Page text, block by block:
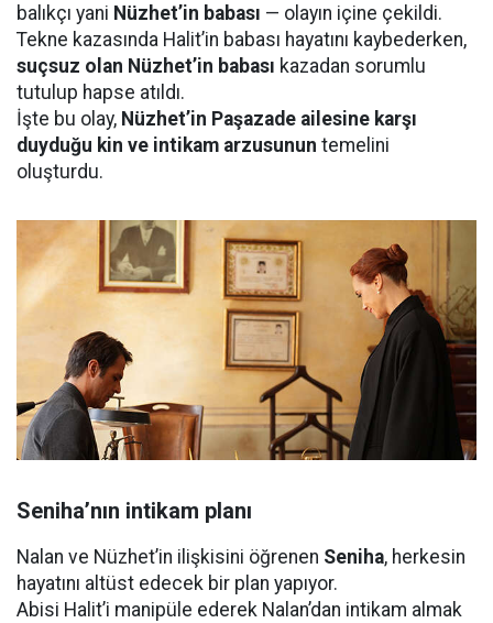
balıkçı yani Nüzhet’in babası — olayın içine çekildi.
Tekne kazasında Halit’in babası hayatını kaybederken,
suçsuz olan Nüzhet’in babası kazadan sorumlu
tutulup hapse atıldı.
İşte bu olay, Nüzhet’in Paşazade ailesine karşı
duyduğu kin ve intikam arzusunun temelini
oluşturdu.
Seniha’nın intikam planı
Nalan ve Nüzhet’in ilişkisini öğrenen Seniha, herkesin
hayatını altüst edecek bir plan yapıyor.
Abisi Halit’i manipüle ederek Nalan’dan intikam almak